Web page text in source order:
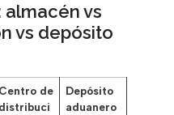
almacén vs
vs depósito
Centro de
distribuci
Depósito
aduanero